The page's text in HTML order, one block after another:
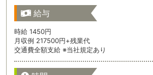
給与
時給 1450円
月収例 217500円+残業代
交通費全額支給 ※当社規定あり